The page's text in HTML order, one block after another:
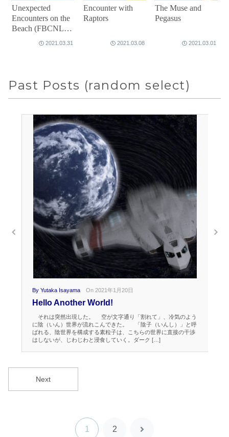
Unexpected
Encounters on the
Beach (FBCNL
2021.03.31
Encounter with
Raptors
2021.03.08
The Muse and
Pegasus
2021.03.01
Past Posts (random select)
By Yutaka Isayama On 2021年1月20日
Hello Another World!
それは突然出現した。 空が文字通り「割れて」、冷気のよう
に陰（いん）世界が流れこんできた。 「陰子（いんし）」と呼
ばれる、陰世界を構成する素粒子は、こちらの世界に直接の干渉
はしないが、じわじわと浸食していく。ダーク […]
Next
1 2
次